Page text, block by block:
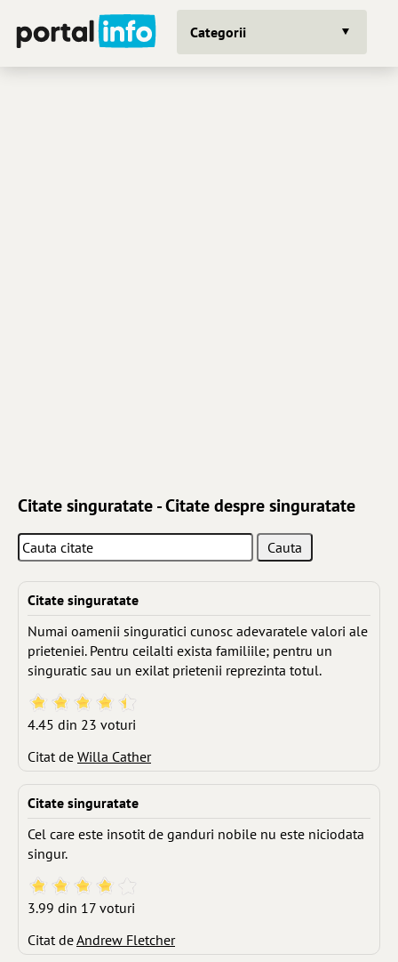
Categorii
Citate singuratate - Citate despre singuratate
Citate singuratate
Numai oamenii singuratici cunosc adevaratele valori ale
prieteniei. Pentru ceilalti exista familiile; pentru un
singuratic sau un exilat prietenii reprezinta totul.
4.45 din 23 voturi
Citat de Willa Cather
Citate singuratate
Cel care este insotit de ganduri nobile nu este niciodata
singur.
3.99 din 17 voturi
Citat deAndrew Fletcher